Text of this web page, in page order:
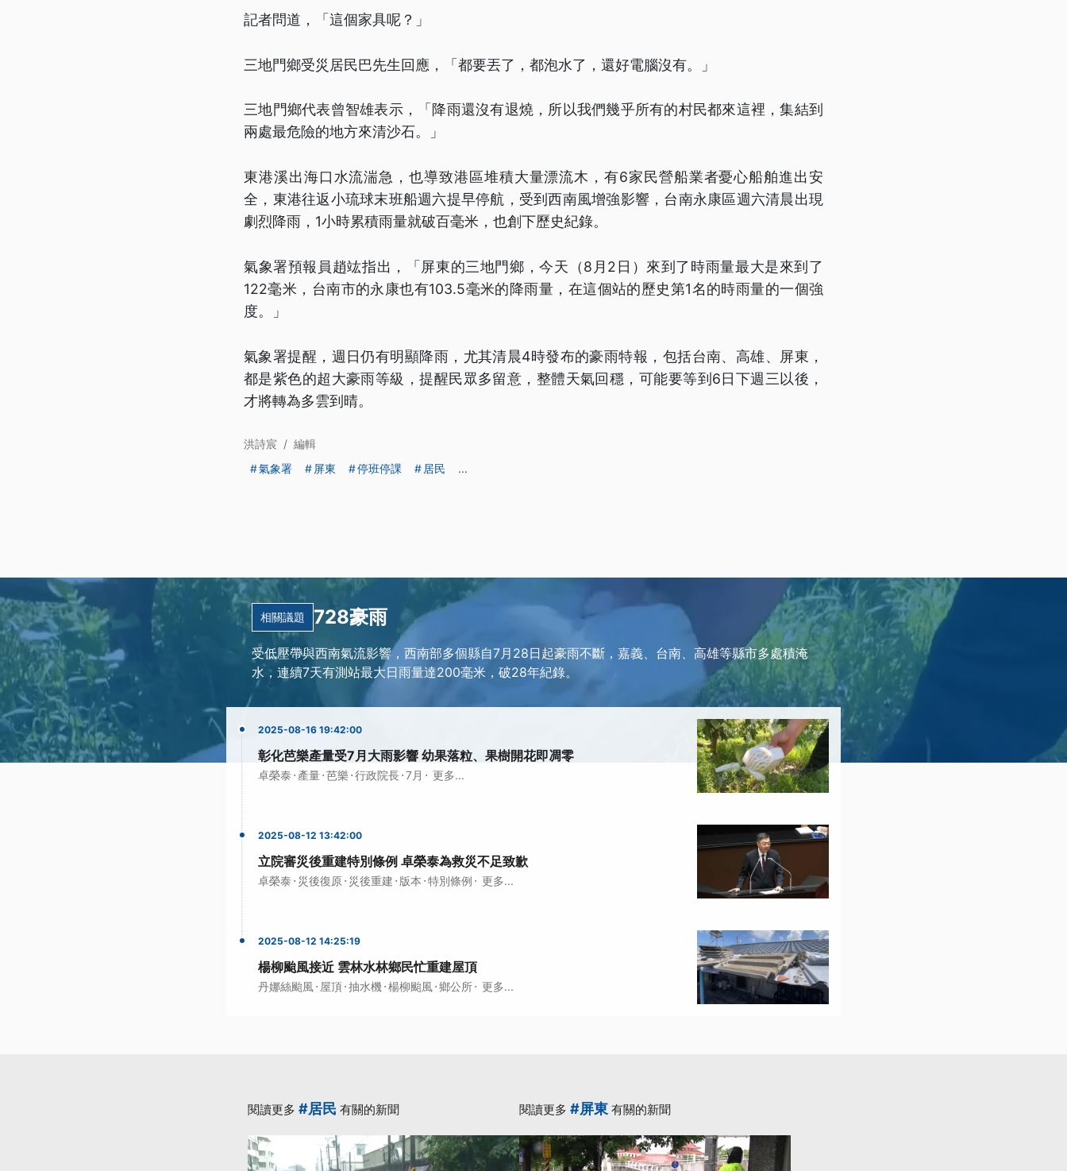
記者問道，「這個家具呢？」
三地門鄉受災居民巴先生回應，「都要丟了，都泡水了，還好電腦沒有。」
三地門鄉代表曾智雄表示，「降雨還沒有退燒，所以我們幾乎所有的村民都來這裡，集結到
兩處最危險的地方來清沙石。」
東港溪出海口水流湍急，也導致港區堆積大量漂流木，有6家民營船業者憂心船舶進出安
全，東港往返小琉球末班船週六提早停航，受到西南風增強影響，台南永康區週六清晨出現
劇烈降雨，1小時累積雨量就破百毫米，也創下歷史紀錄。
氣象署預報員趙竑指出，「屏東的三地門鄉，今天（8月2日）來到了時雨量最大是來到了
122毫米，台南市的永康也有103.5毫米的降雨量，在這個站的歷史第1名的時雨量的一個強
度。」
氣象署提醒，週日仍有明顯降雨，尤其清晨4時發布的豪雨特報，包括台南、高雄、屏東，
都是紫色的超大豪雨等級，提醒民眾多留意，整體天氣回穩，可能要等到6日下週三以後，
才將轉為多雲到晴。
洪詩宸 / 編輯
氣象署
屏東 停班停課 居民 ...
相關議題 728豪雨
受低壓帶與西南氣流影響，西南部多個縣自7月28日起豪雨不斷，嘉義、台南、高雄等縣市多處積淹
水，連續7天有測站最大日雨量達200毫米，破28年紀錄。
2025-08-16 19:42:00
彰化芭樂產量受7月大雨影響 幼果落粒、果樹開花即凋零
卓榮泰· 產量·芭樂 ·行政院長·7月 · 更多...
2025-08-12 13:42:00
立院審災後重建特別條例 卓榮泰為救災不足致歉
卓榮泰· 災後復原· 災後重建 · 版本 ·特別條例 · 更多...
2025-08-12 14:25:19
楊柳颱風接近 雲林水林鄉民忙重建屋頂
丹娜絲颱風· 屋頂·抽水機 ·楊柳颱風·鄉公所· 更多...
閱讀更多 #居民 有關的新聞 閱讀更多 #屏東 有關的新聞